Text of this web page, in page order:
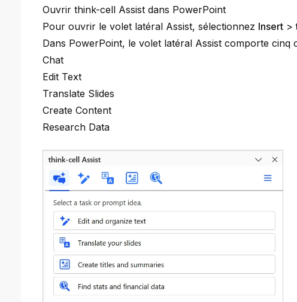
Ouvrir think-cell Assist dans PowerPoint
Pour ouvrir le volet latéral Assist, sélectionnez Insert >
Dans PowerPoint, le volet latéral Assist comporte cinq
Chat
Edit Text
Translate Slides
Create Content
Research Data